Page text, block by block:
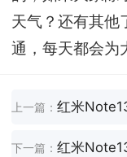
天气？还有其他
通，每天都会为
上一篇：红米
下一篇：红米